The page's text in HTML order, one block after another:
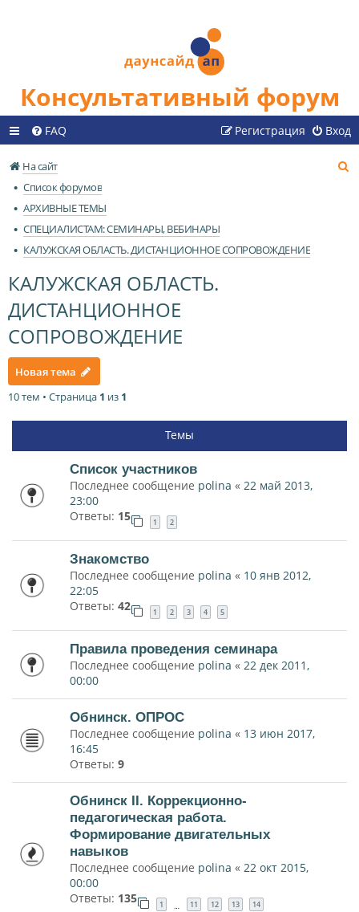
Консультативный форум
FAQ Вход
Регистрация
На сайт
Список форумов
АРХИВНЫЕ ТЕМЫ
СПЕЦИАЛИСТАМ: СЕМИНАРЫ, ВЕБИНАРЫ
КАЛУЖСКАЯ ОБЛАСТЬ. ДИСТАНЦИОННОЕ СОПРОВОЖДЕНИЕ
КАЛУЖСКАЯ ОБЛАСТЬ.
ДИСТАНЦИОННОЕ
СОПРОВОЖДЕНИЕ
Новая тема
10 тем • Страница 1 из 1
Темы
Список участников
Последнее сообщение polina « 22 май 2013,
23:00
Ответы: 15 1 2
Знакомство
Последнее сообщение polina « 10 янв 2012,
22:05
Ответы: 42 1 2 3 4 5
Правила проведения семинара
Последнее сообщение polina « 22 дек 2011,
00:00
Обнинск. ОПРОС
Последнее сообщение polina « 13 июн 2017,
16:45
Ответы: 9
Обнинск II. Коррекционно-
педагогическая работа.
Формирование двигательных
навыков
Последнее сообщение polina « 22 окт 2015,
00:00
Ответы: 135 1 … 11 12 13 14